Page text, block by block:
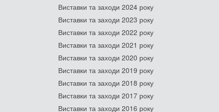
Виставки та заходи 2024 року
Виставки та заходи 2023 року
Виставки та заходи 2022 року
Виставки та заходи 2021 року
Виставки та заходи 2020 року
Виставки та заходи 2019 року
Виставки та заходи 2018 року
Виставки та заходи 2017 року
Виставки та заходи 2016 року